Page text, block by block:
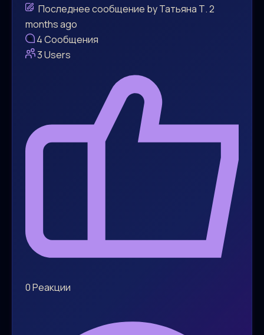
Последнее сообщение byТатьяна Т.2
months ago
4Сообщения
3Users
0Реакции